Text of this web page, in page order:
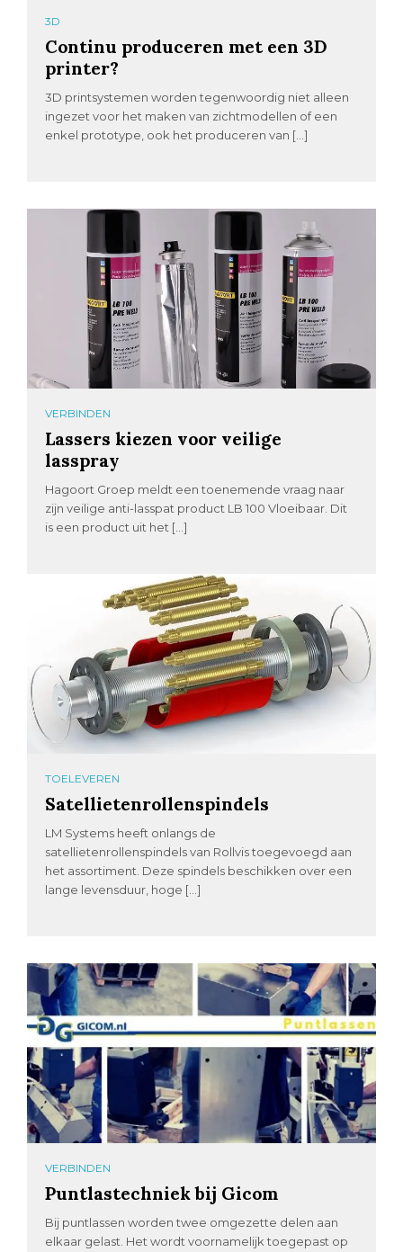
3D
Continu produceren met een 3D
printer?
3D printsystemen worden tegenwoordig niet alleen
ingezet voor het maken van zichtmodellen of een
enkel prototype, ook het produceren van […]
VERBINDEN
Lassers kiezen voor veilige
lasspray
Hagoort Groep meldt een toenemende vraag naar
zijn veilige anti-lasspat product LB 100 Vloeibaar. Dit
is een product uit het […]
TOELEVEREN
Satellietenrollenspindels
LM Systems heeft onlangs de
satellietenrollenspindels van Rollvis toegevoegd aan
het assortiment. Deze spindels beschikken over een
lange levensduur, hoge […]
VERBINDEN
Puntlastechniek bij Gicom
Bij puntlassen worden twee omgezette delen aan
elkaar gelast. Het wordt voornamelijk toegepast op